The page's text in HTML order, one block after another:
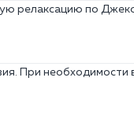
релаксацию по
При необходимости